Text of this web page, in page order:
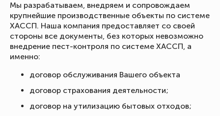
Мы разрабатываем, внедряем и сопровождаем
крупнейшие производственные объекты по системе
ХАССП. Наша компания предоставляет со своей
стороны все документы, без которых невозможно
внедрение пест-контроля по системе ХАССП, а
именно:
договор обслуживания Вашего объекта
договор страхования деятельности;
договор на утилизацию бытовых отходов;